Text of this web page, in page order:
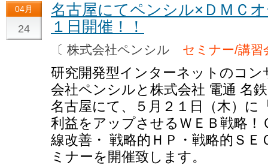
04月
24
名古屋にてペンシル×ＤＭＣ
１日開催！！
〔 株式会社ペンシル セミナー/講習
研究開発型インターネットのコ
会社ペンシルと株式会社 電通 名
名古屋にて、５月２１日（木）に
利益をアップさせるＷＥＢ戦略！
線改善・ 戦略的ＨＰ・戦略的Ｓ
ミナーを開催致します。